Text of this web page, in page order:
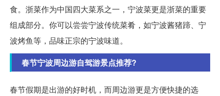
食。浙菜作为中国四大菜系之一，宁波菜更是浙菜的重要
组成部分。你可以尝尝宁波传统菜肴，如宁波酱猪蹄、宁
波烤鱼等，品味正宗的宁波味道。
春节宁波周边游自驾游景点推荐?
春节假期是出游的好时机，而周边游更是方便快捷的选